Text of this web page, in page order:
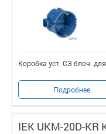
Коробка уст. СЗ блоч. для
Подробнее
IEK UKM-20D-